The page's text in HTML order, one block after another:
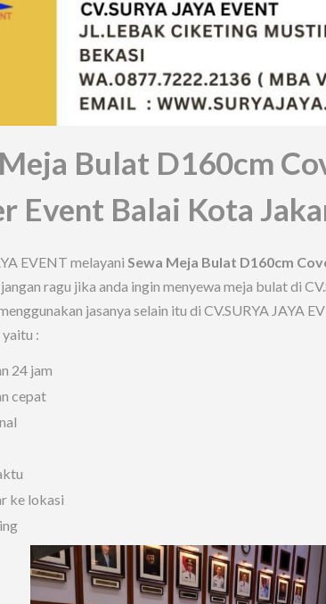
Bulat D160cm
Event Balai Kota
EVENT melayani Sewa Meja Bulat D160cm
jangan ragu jika anda ingin menyewa meja bulat di
jasanya selain itu di CV.SURYA JAYA
:
24 jam
cepat
ke lokasi